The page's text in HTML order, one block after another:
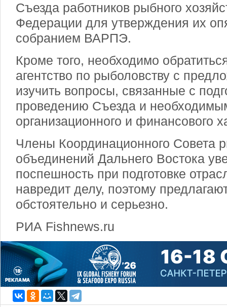
Съезда работников рыбного
Федерации для утверждения их
собранием ВАРПЭ.
Кроме того, необходимо
агентство по рыболовству с
изучить вопросы, связанные с
проведению Съезда и
организационного и финансового
Члены Координационного Совета
объединений Дальнего Востока
поспешность при подготовке
навредит делу, поэтому
обстоятельно и серьезно.
РИА Fishnews.ru